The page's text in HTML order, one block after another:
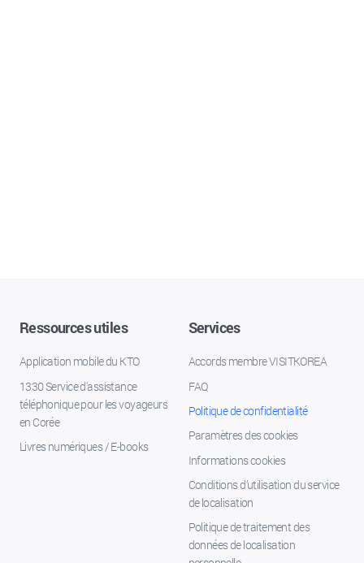
Ressources utiles
Application mobile du KTO
1330 Service d'assistance
téléphonique pour les voyageurs
en Corée
Livres numériques / E-books
Services
Accords membre VISITKOREA
FAQ
Politique de confidentialité
Paramètres des cookies
Informations cookies
Conditions d’utilisation du service
de localisation
Politique de traitement des
données de localisation